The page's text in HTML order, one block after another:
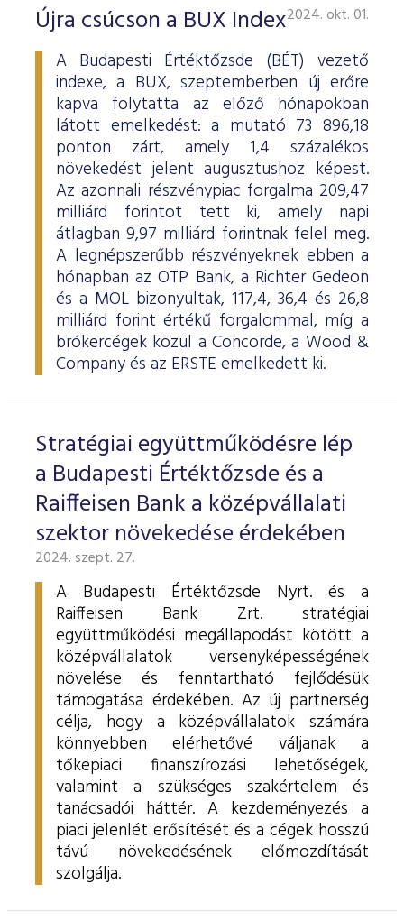
ESG Útmutató
Újra csúcson a BUX Index2024. okt. 01.
A Budapesti Értéktőzsde (BÉT) vezető
indexe, a BUX, szeptemberben új erőre
kapva folytatta az előző hónapokban
látott emelkedést: a mutató 73 896,18
ponton zárt, amely 1,4 százalékos
növekedést jelent augusztushoz képest.
Az azonnali részvénypiac forgalma 209,47
milliárd forintot tett ki, amely napi
átlagban 9,97 milliárd forintnak felel meg.
A legnépszerűbb részvényeknek ebben a
hónapban az OTP Bank, a Richter Gedeon
és a MOL bizonyultak, 117,4, 36,4 és 26,8
milliárd forint értékű forgalommal, míg a
brókercégek közül a Concorde, a Wood &
Company és az ERSTE emelkedett ki.
Stratégiai együttműködésre lép
a Budapesti Értéktőzsde és a
Raiffeisen Bank a középvállalati
szektor növekedése érdekében
2024. szept. 27.
A Budapesti Értéktőzsde Nyrt. és a
Raiffeisen Bank Zrt. stratégiai
együttműködési megállapodást kötött a
középvállalatok versenyképességének
növelése és fenntartható fejlődésük
támogatása érdekében. Az új partnerség
célja, hogy a középvállalatok számára
könnyebben elérhetővé váljanak a
tőkepiaci finanszírozási lehetőségek,
valamint a szükséges szakértelem és
tanácsadói háttér. A kezdeményezés a
piaci jelenlét erősítését és a cégek hosszú
távú növekedésének előmozdítását
szolgálja.